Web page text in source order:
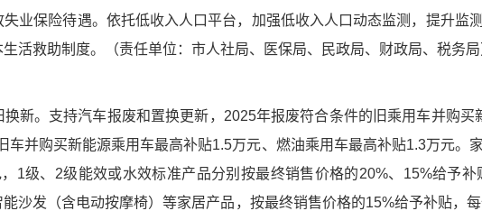
业保险待遇。依托低收入人口平台，加强低收入人口动态监测，提升监
活救助制度。（责任单位：市人社局、医保局、民政局、财政局、税务局
换新。支持汽车报废和置换更新，2025年报废符合条件的旧乘用车并购
车并购买新能源乘用车最高补贴1.5万元、燃油乘用车最高补贴1.3万元。
1级、2级能效或水效标准产品分别按最终销售价格的20%、15%给予
沙发（含电动按摩椅）等家居产品，按最终销售价格的15%给予补贴，